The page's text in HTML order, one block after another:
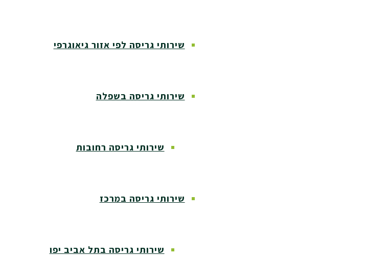
שירותי גריסה לפי אזור גיאוגרפי
שירותי גריסה בשפלה
שירותי גריסה רחובות
שירותי גריסה במרכז
שירותי גריסה בתל אביב יפו